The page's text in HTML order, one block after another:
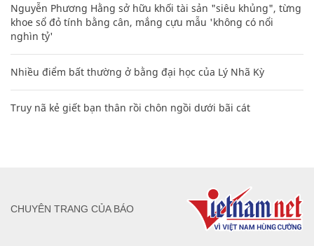
Nguyễn Phương Hằng sở hữu khối tài sản "siêu khủng", từng
khoe sổ đỏ tính bằng cân, mắng cựu mẫu 'không có nổi
nghìn tỷ'
Nhiều điểm bất thường ở bằng đại học của Lý Nhã Kỳ
Truy nã kẻ giết bạn thân rồi chôn ngồi dưới bãi cát
CHUYÊN TRANG CỦA BÁO